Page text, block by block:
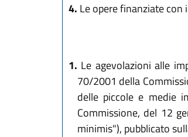
4. Le opere finanziate
1. Le agevolazioni alle
70/2001 della
delle piccole e medie
Commissione, del 12
minimis"), pubblicato